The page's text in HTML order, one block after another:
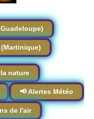
(Martinique)
nature
📢 Alertes Météo
de l'air